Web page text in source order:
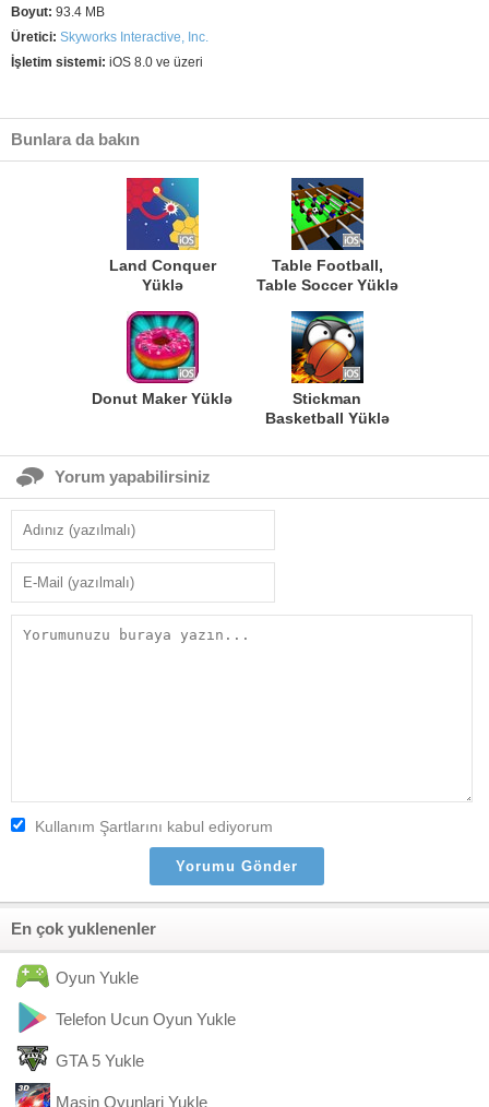
Boyut: 93.4 MB
Üretici: Skyworks Interactive, Inc.
İşletim sistemi: iOS 8.0 ve üzeri
Bunlara da bakın
Land Conquer
Yüklə
Table Football,
Table Soccer Yüklə
Donut Maker Yüklə
Stickman
Basketball Yüklə
Yorum yapabilirsiniz
Kullanım Şartlarını kabul ediyorum
En çok yuklenenler
Oyun Yukle
Telefon Ucun Oyun Yukle
GTA 5 Yukle
Masin Oyunlari Yukle